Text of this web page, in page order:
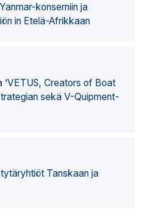
konserniin ja
in Etelä-Afrikkaan
‘VETUS, Creators of Boat
sekä V-Quipment-
Tanskaan ja